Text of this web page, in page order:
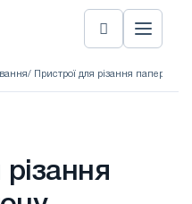
/ Пристрої для різання паперу і
різання